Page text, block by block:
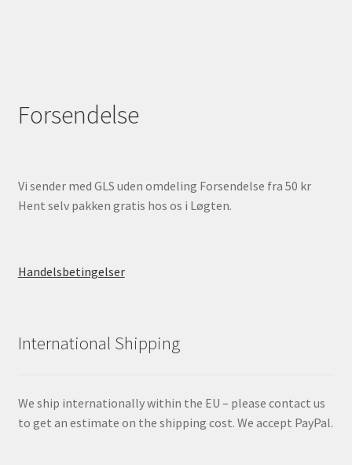
Forsendelse
Vi sender med GLS uden omdeling Forsendelse fra 50 kr
Hent selv pakken gratis hos os i Løgten.
Handelsbetingelser
International Shipping
We ship internationally within the EU – please contact us
to get an estimate on the shipping cost. We accept PayPal.